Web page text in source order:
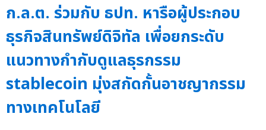
ก.ล.ต. ร่วมกับ ธปท. หารือผู้ประกอบ
ธุรกิจสินทรัพย์ดิจิทัล เพื่อยกระดับ
แนวทางกำกับดูแลธุรกรรม
stablecoin มุ่งสกัดกั้นอาชญากรรม
ทางเทคโนโลยี